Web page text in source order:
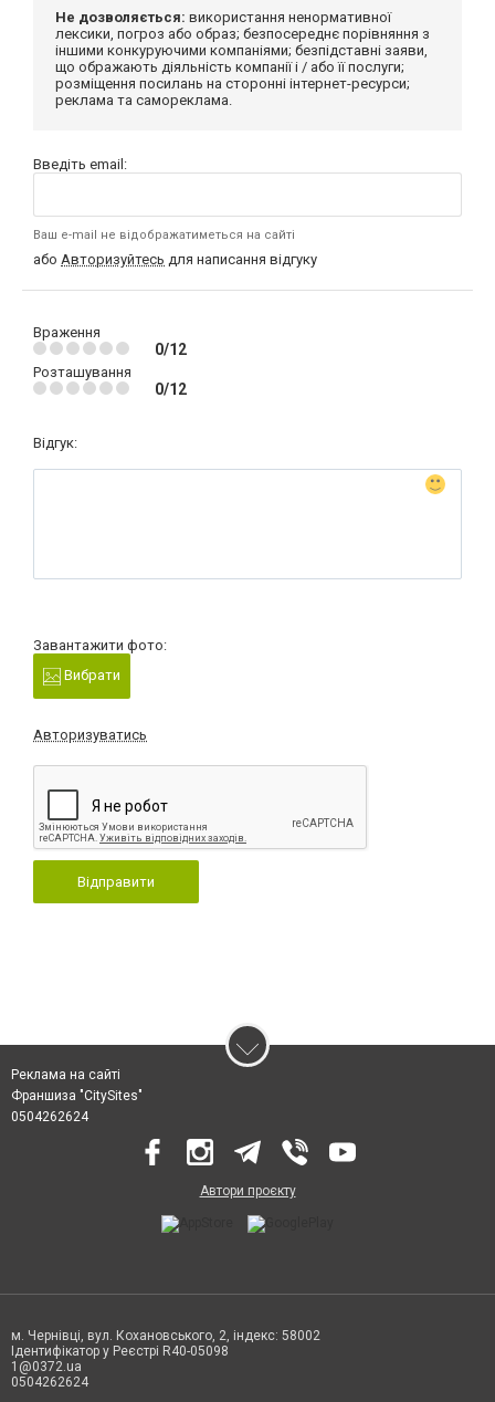
Не дозволяється: використання ненормативної
лексики, погроз або образ; безпосереднє порівняння з
іншими конкуруючими компаніями; безпідставні заяви,
що ображають діяльність компанії і / або її послуги;
розміщення посилань на сторонні інтернет-ресурси;
реклама та самореклама.
Введіть email:
Ваш e-mail не відображатиметься на сайті
або Авторизуйтесь для написання відгуку
Враження
0/12
Розташування
0/12
Відгук:
Завантажити фото:
Вибрати
Авторизуватись
Відправити
Реклама на сайті
Франшиза "CitySites"
0504262624
Автори проєкту
м. Чернівці, вул. Кохановського, 2, індекс: 58002
Ідентифікатор у Реєстрі R40-05098
1@0372.ua
0504262624